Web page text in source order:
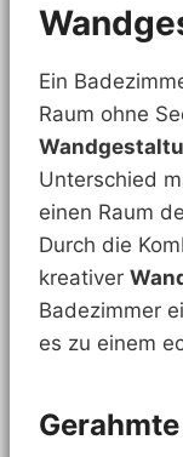
Ein
Raum ohne
Unterschied
einen Raum
Durch die
kreativer
Badezimmer
es zu einem